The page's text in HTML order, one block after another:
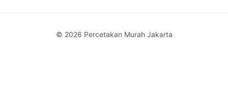
© 2026 Percetakan Murah Jakarta